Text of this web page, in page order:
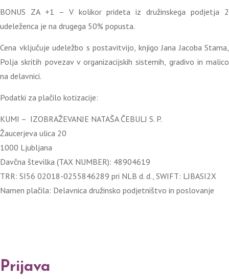
BONUS ZA +1 – V kolikor prideta iz družinskega podjetja 2
udeleženca je na drugega 50% popusta.
Cena vključuje udeležbo s postavitvijo, knjigo Jana Jacoba Stama,
Polja skritih povezav v organizacijskih sistemih, gradivo in malico
na delavnici.
Podatki za plačilo kotizacije:
KUMI – IZOBRAŽEVANJE NATAŠA ČEBULJ S. P.
Žaucerjeva ulica 20
1000 Ljubljana
Davčna številka (TAX NUMBER): 48904619
TRR: SI56 02018-0255846289 pri NLB d. d., SWIFT: LJBASI2X
Namen plačila: Delavnica družinsko podjetništvo in poslovanje
Prijava